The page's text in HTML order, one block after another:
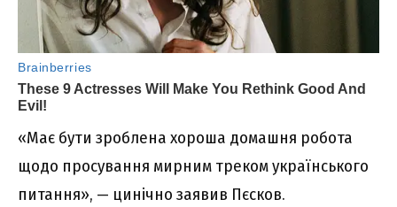
«Має бути зроблена хороша домашня робота
щодо просування мирним треком українського
питання», — цинічно заявив Пєсков.